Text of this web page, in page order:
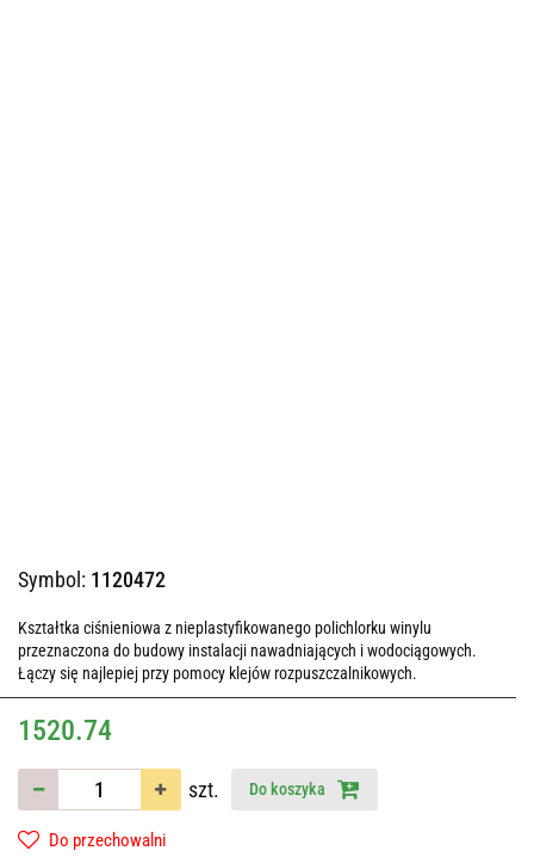
Symbol: 1120472
Kształtka ciśnieniowa z nieplastyfikowanego polichlorku winylu
przeznaczona do budowy instalacji nawadniających i wodociągowych.
Łączy się najlepiej przy pomocy klejów rozpuszczalnikowych.
1520.74
szt. Do koszyka
Do przechowalni